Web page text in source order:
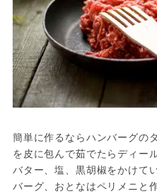
簡単に作るならハンバーグの
を皮に包んで茹でたらディー
バター、塩、黒胡椒をかけて
バーグ、おとなはペリメニと